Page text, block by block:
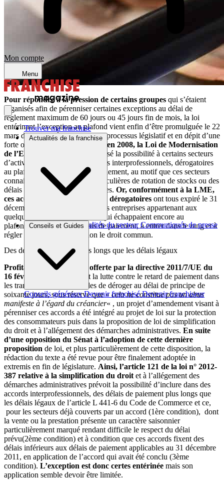
Mon compte
Menu
Trouver ma franchise
Actualités de la franchise
Brèves et actus Actualités du secteur Communiqués de presse
Conseils et Guides
Conseils généraux Devenir franchisé Devenir franchiseur
Pour répondre à la pression de certains groupes qui s’étaient
organisés afin de pérenniser certaines exceptions au délai de
règlement maximum de 60 jours ou 45 jours fin de mois, la loi
entérinant l’exception au plafond vient enfin d’être promulguée le 22
mars dernier, après un laborieux processus législatif et en dépit d’une
forte opposition
Rappelons qu’en 2008, la Loi de Modernisation
de l’Economie (LME)
avait laissé la possibilité à certains secteurs
d’activité de conclure des accords interprofessionnels, dérogatoires
au plafond légal des délais de paiement, au motif que ces secteurs
connaissaient des situations particulières de rotation de stocks ou des
délais de paiement très spécifiques. Or, conformément à la LME,
ces accords interprofessionnels dérogatoires ont tous expiré le 31
décembre 2011, amenant ainsi les entreprises appartenant aux
quelques 36 secteurs d’activité qui échappaient encore au
plafonnement légal des délais de paiement, à entrer dans le rang et à
régler leurs fournisseurs selon le droit commun.
Des délais de paiement plus longs que les délais légaux
Profitant de la possibilité offerte par la directive 2011/7/UE du
16 février 2011
concernant la lutte contre le retard de paiement dans
les transactions commerciales de déroger au délai de principe de
soixante jours, sous réserve que «cela ne constitue pas un abus
manifeste à l’égard du créancier« , un projet d’amendement visant à
pérenniser ces accords a été intégré au projet de loi sur la protection
des consommateurs puis dans la proposition de loi de simplification
du droit et à l’allégement des démarches administratives. En suite
d’une opposition du Sénat à l’adoption de cette dernière
proposition de loi, et plus particulièrement de cette disposition, la
rédaction du texte a été revue pour être finalement adoptée in
extremis en fin de législature. Ainsi, l’article 121 de la loi n° 2012-
387 relative à la simplification du droit et à l’allégement des
démarches administratives prévoit la possibilité d’inclure dans des
accords interprofessionnels, des délais de paiement plus longs que
les délais légaux de l’article L 441-6 du Code de Commerce et ce,
pour les secteurs déjà couverts par un accord (1ère condition), dont
la vente ou la prestation présente un caractère saisonnier
particulièrement marqué rendant difficile le respect du délai
prévu(2ème condition) et à condition que ces accords fixent des
délais inférieurs aux délais de paiement applicables au 31 décembre
2011, en application de l’accord qui avait été conclu (3ème
condition). L’exception est donc certes entérinée mais son
application semble devoir être limitée.